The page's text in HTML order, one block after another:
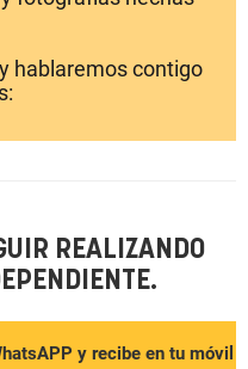
hablaremos contigo
REALIZANDO
y recibe en tu móvil